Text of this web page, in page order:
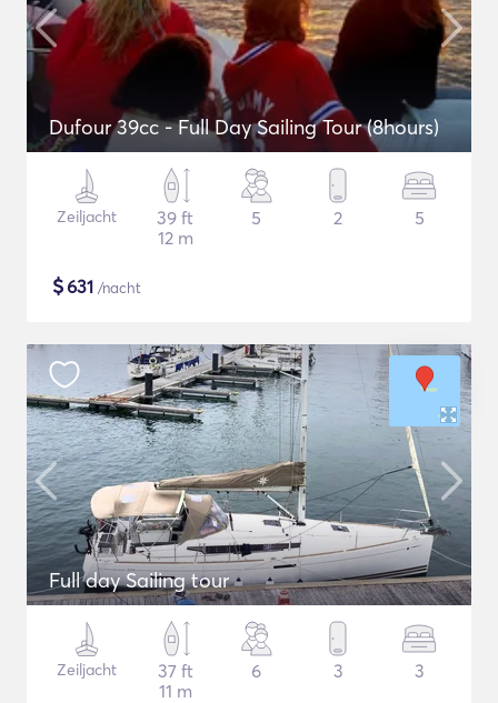
Dufour 39cc - Full Day Sailing Tour (8hours)
Zeiljacht
39 ft
12 m
5 2 5
$631 /nacht
Full day Sailing tour
Zeiljacht
37 ft
11 m
6 3 3